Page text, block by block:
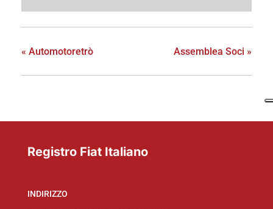
« Automotoretrò Assemblea Soci »
Registro Fiat Italiano
INDIRIZZO